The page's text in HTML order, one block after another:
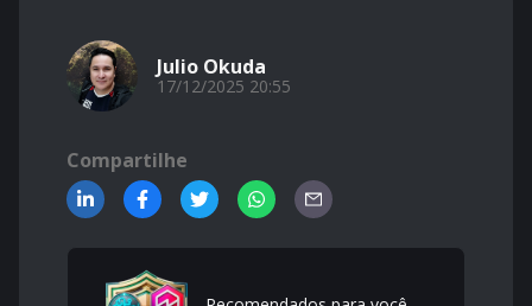
Julio Okuda
17/12/2025 20:55
Compartilhe